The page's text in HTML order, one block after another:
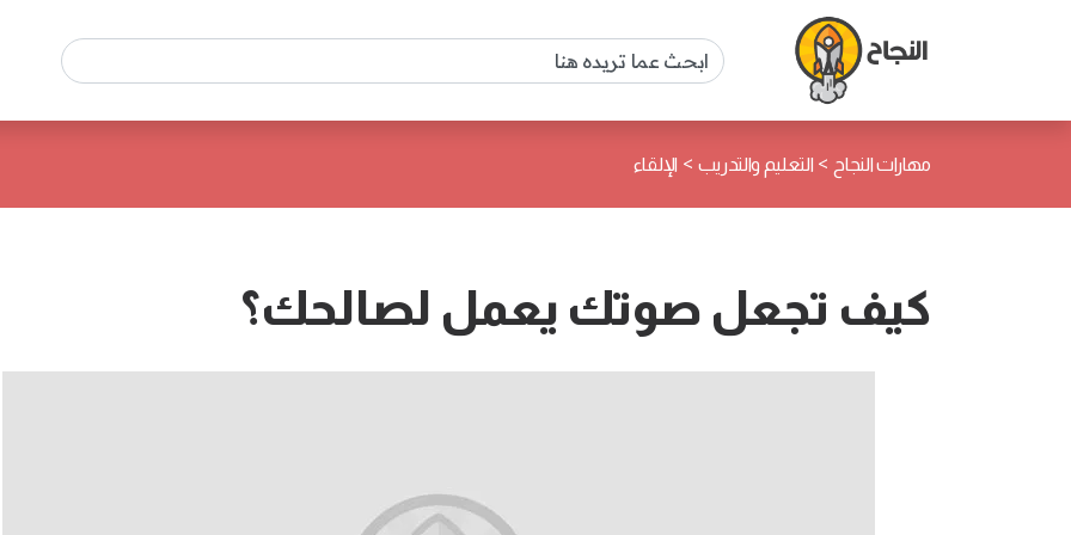
مهارات النجاح > التعليم والتدريب > الإلقاء
كيف تجعل صوتك يعمل لصالحك؟